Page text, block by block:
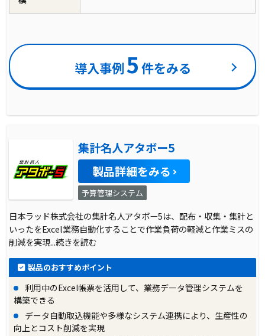
導入事例5 件をみる
集計名人アタボー5
製品詳細をみる
予算管理システム
日本ラッド株式会社の集計名人アタボー5は、配布・収集・集計と
いったをExcel業務自動化することで作業負荷の軽減と作業ミスの
削減を実現...続きを読む
製品のおすすめポイント
利用中のExcel帳票を活用して、業務データ管理システムを
構築できる
データ自動取込機能や多様なシステム連携により、生産性の
向上とコスト削減を実現